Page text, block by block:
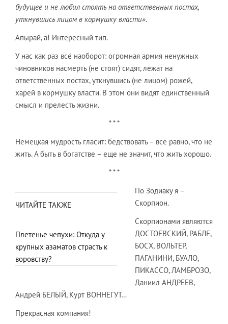
будущее и не любил стоять на ответственных постах,
уткнувшись лицом в кормушку власти».
Апырай, а! Интересный тип.
У нас как раз всё наоборот: огромная армия ненужных
чиновников насмерть (не стоят) сидят, лежат на
ответственных постах, уткнувшись (не лицом) рожей,
харей в кормушку власти. В этом они видят единственный
смысл и прелесть жизни.
* * *
Немецкая мудрость гласит: бедствовать – все равно, что не
жить. А быть в богатстве – еще не значит, что жить хорошо.
* * *
ЧИТАЙТЕ ТАКЖЕ
Плетенье чепухи: Откуда у
крупных азаматов страсть к
воровству?
По Зодиаку я –
Скорпион.
Скорпионами являются
ДОСТОЕВСКИЙ, РАБЛЕ,
БОСХ, ВОЛЬТЕР,
ПАГАНИНИ, БУАЛО,
ПИКАССО, ЛАМБРОЗО,
Даниил АНДРЕЕВ,
Андрей БЕЛЫЙ, Курт ВОННЕГУТ…
Прекрасная компания!